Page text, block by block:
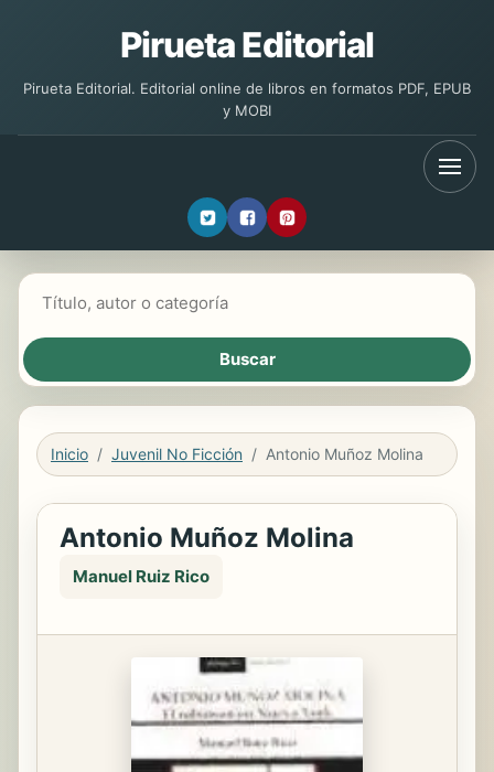
Pirueta Editorial
Pirueta Editorial. Editorial online de libros en formatos PDF, EPUB
y MOBI
Inicio Juvenil No Ficción Antonio Muñoz Molina
Antonio Muñoz Molina
Manuel Ruiz Rico